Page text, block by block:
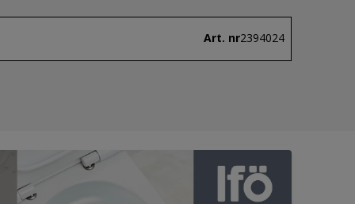
Art. nr2394024